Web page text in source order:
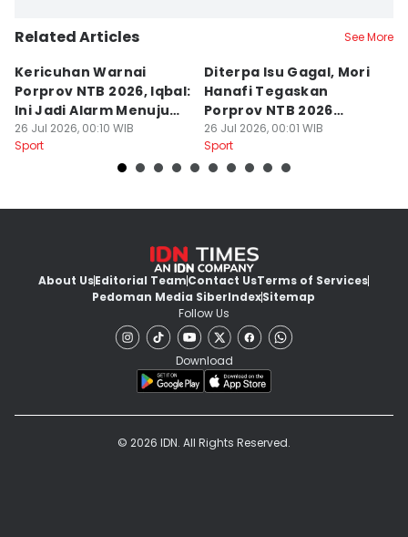
Related Articles See More
Kericuhan Warnai
Porprov NTB 2026, Iqbal:
Ini Jadi Alarm Menuju
PON 2028
26 Jul 2026, 00:10 WIB
Sport
Diterpa Isu Gagal, Mori
Hanafi Tegaskan
Porprov NTB 2026
Sukses Digelar
26 Jul 2026, 00:01 WIB
Sport
About UsEditorial TeamContact UsTerms of Services
Pedoman Media SiberIndexSitemap
Follow Us
Download
© 2026 IDN. All Rights Reserved.